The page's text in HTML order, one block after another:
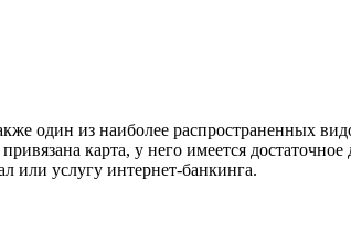
один из наиболее распространенных
карта, у него имеется
или услугу интернет-банкинга.